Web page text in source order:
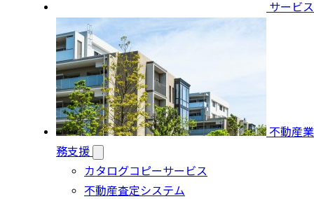
サービス
不動産業
務支援
カタログコピーサービス
不動産査定システム